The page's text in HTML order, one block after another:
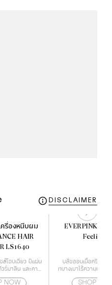
DISCLAIMER
ครื่องหนีบผม
HAIR
LS1640
ส์โฉบเฉี่ยว มีแผ่น
ร์มาลีน และคามี
มแห้งจนเกินไป
NOW
EVERPINK
Feelings
บลัชออนเนื้อครีม ฟิน
ทบางเบาไร้ความมัน เ
SHOP